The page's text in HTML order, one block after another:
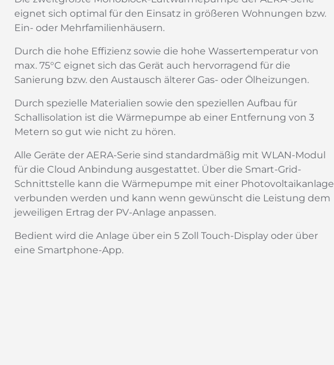
eignet sich optimal für den Einsatz in größeren Wohnungen bzw.
Ein- oder Mehrfamilienhäusern.
Durch die hohe Effizienz sowie die hohe Wassertemperatur von
max. 75°C eignet sich das Gerät auch hervorragend für die
Sanierung bzw. den Austausch älterer Gas- oder Ölheizungen.
Durch spezielle Materialien sowie den speziellen Aufbau für
Schallisolation ist die Wärmepumpe ab einer Entfernung von 3
Metern so gut wie nicht zu hören.
Alle Geräte der AERA-Serie sind standardmäßig mit WLAN-Modul
für die Cloud Anbindung ausgestattet. Über die Smart-Grid-
Schnittstelle kann die Wärmepumpe mit einer Photovoltaikanlage
verbunden werden und kann wenn gewünscht die Leistung dem
jeweiligen Ertrag der PV-Anlage anpassen.
Bedient wird die Anlage über ein 5 Zoll Touch-Display oder über
eine Smartphone-App.